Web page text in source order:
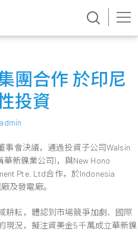
團合作 於印尼
投資
事會決議，通過投資子公司Walsin
華新鎳業公司)，與New Hono
Pte. Ltd合作，於Indonesia
及發電廠。
耕耘，體認到市場競爭加劇、國際
現況，擬注資美金5千萬成立華新鎳